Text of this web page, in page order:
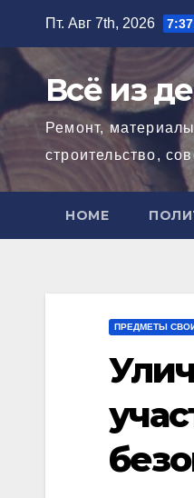
содержимому
Пт. Авг 7th, 2026
Всё из
Ремонт,
строительство,
HOME
ПРЕДМЕТЫ